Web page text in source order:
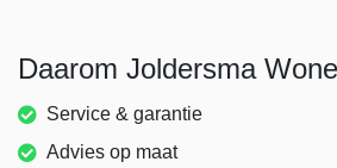
Daarom Joldersma
Service & garantie
Advies op maat